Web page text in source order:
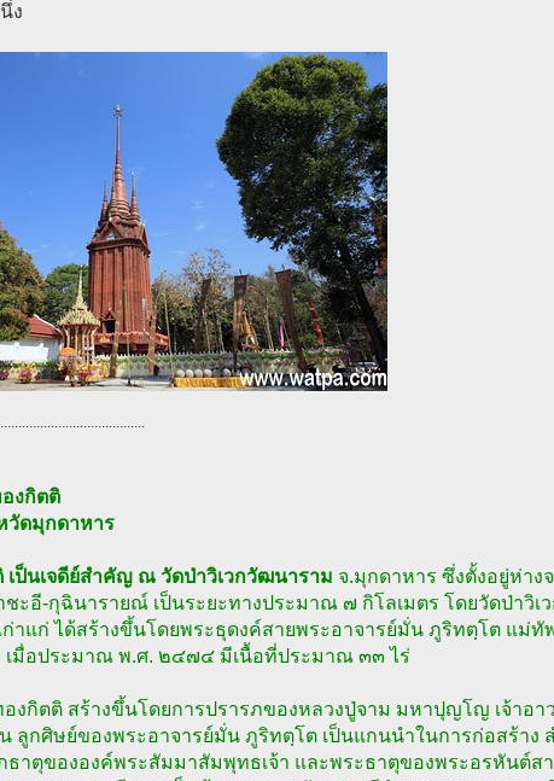
ง
งกิตติ
วัดมุกดาหาร
เป็นเจดีย์สำคัญ ณ วัดป่าวิเวกวัฒนาราม จ.มุกดาหาร ซึ่งตั้งอยู่ห่าง
ชะอี-กุฉินารายณ์ เป็นระยะทางประมาณ ๗ กิโลเมตร โดยวัดป่าวิ
เก่าแก่ ได้สร้างขึ้นโดยพระธุดงค์สายพระอาจารย์มั่น ภูริทตฺโต แม่
เมื่อประมาณ พ.ศ. ๒๔๗๔ มีเนื้อที่ประมาณ ๓๓ ไร่
องกิตติ สร้างขึ้นโดยการปรารภของหลวงปู่จาม มหาปุญโญ เจ้าอา
ลูกศิษย์ของพระอาจารย์มั่น ภูริทตฺโต เป็นแกนนำในการก่อสร้าง
ธาตุขององค์พระสัมมาสัมพุทธเจ้า และพระธาตุของพระอรหันต์ส